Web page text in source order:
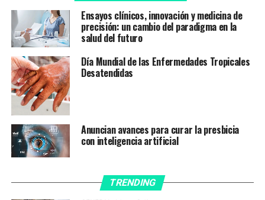
Y aseguró que «incluso una actividad física modesta
puede ayudar, se trata de un pequeño esfuerzo, pero con
un gran impacto».
El equipo investigador analizó los datos de actividad
física de 2.550 voluntarios de entre 30 y 94 años, así
como las imágenes cerebrales obtenidas mediante
resonancia magnética (RM).
Para tomar muestras de la actividad física, los
participantes del estudio llevaron un acelerómetro en la
parte superior del muslo durante siete días.
Las resonancias magnéticas proporcionaron
Ensayos clínicos, innovación y medicina de
precisión: un cambio del paradigma en la
salud del futuro
Día Mundial de las Enfermedades Tropicales
Desatendidas
Anuncian avances para curar la presbicia
con inteligencia artificial
TRENDING